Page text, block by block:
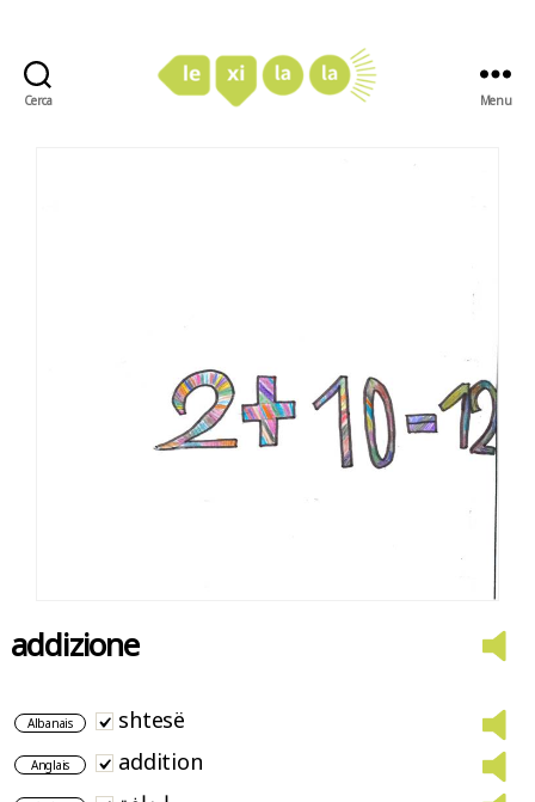
Cerca Menu
addizione
Albanais shtesë
Anglais addition